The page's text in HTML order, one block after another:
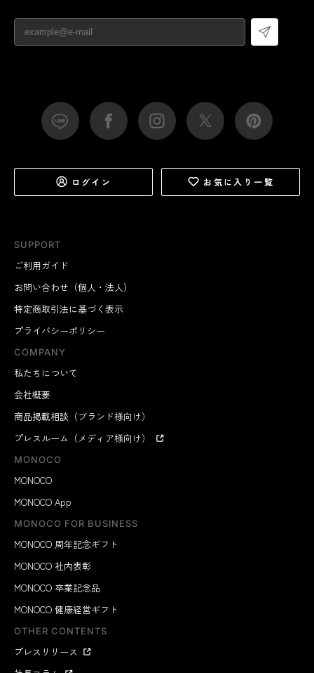
SUPPORT
ご利用ガイド
お問い合わせ（個人・法人）
特定商取引法に基づく表示
プライバシーポリシー
COMPANY
私たちについて
会社概要
商品掲載相談（ブランド様向け）
プレスルーム（メディア様向け）
MONOCO
MONOCO
MONOCO App
MONOCO FOR BUSINESS
MONOCO 周年記念ギフト
MONOCO 社内表彰
MONOCO 卒業記念品
MONOCO 健康経営ギフト
OTHER CONTENTS
プレスリリース
ログイン お気に入り一覧